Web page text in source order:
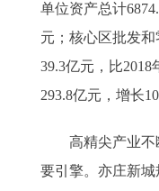
单位资产总计
元；核心区批发
39.3亿元，比2018
293.8亿元，增长
高精尖产业不
要引擎。亦庄新